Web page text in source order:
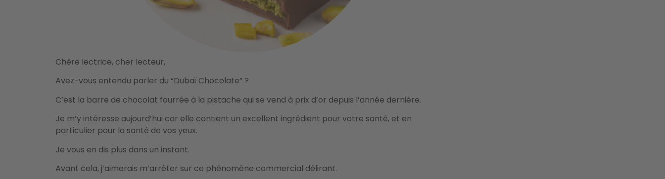
Chère lectrice, cher lecteur,
Avez-vous entendu parler du “Dubaï Chocolate” ?
C’est la barre de chocolat fourrée à la pistache qui se vend à prix d’or depuis l’année dernière.
Je m’y intéresse aujourd’hui car elle contient un excellent ingrédient pour votre santé, et en
particulier pour la santé de vos yeux.
Je vous en dis plus dans un instant.
Avant cela, j’aimerais m’arrêter sur ce phénomène commercial délirant.